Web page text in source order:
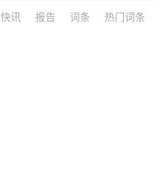
快讯 报告 词条 热门词条